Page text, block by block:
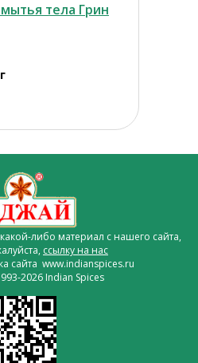
тела Грин
либо материал с нашего сайта,
ссылку на нас
сайта www.indianspices.ru
2026 Indian Spices